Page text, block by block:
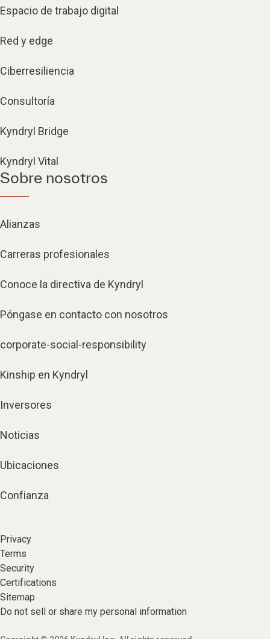
Espacio de trabajo digital
Red y edge
Ciberresiliencia
Consultoría
Kyndryl Bridge
Kyndryl Vital
Sobre nosotros
Alianzas
Carreras profesionales
Conoce la directiva de Kyndryl
Póngase en contacto con nosotros
corporate-social-responsibility
Kinship en Kyndryl
Inversores
Noticias
Ubicaciones
Confianza
Privacy
Terms
Security
Certifications
Sitemap
Do not sell or share my personal information